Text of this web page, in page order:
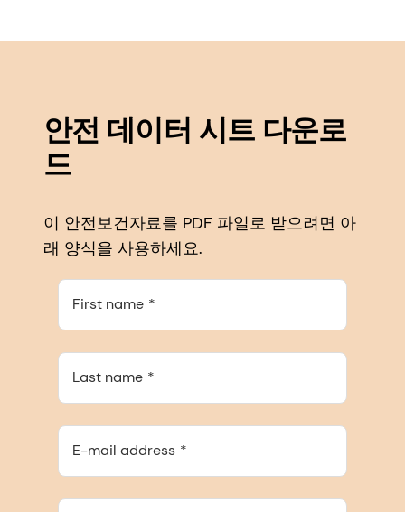
안전 데이터 시트 다운로
드
이 안전보건자료를 PDF 파일로 받으려면 아
래 양식을 사용하세요.
First name
Last name
E-mail address